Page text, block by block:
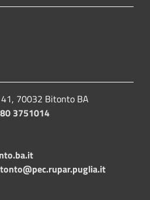
70032 Bitonto BA
3751014